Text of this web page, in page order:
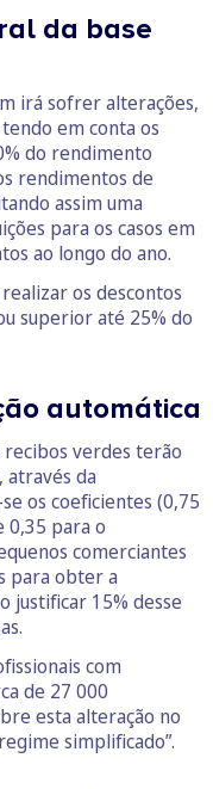
da base
irá sofrer alterações,
em conta os
do rendimento
rendimentos de
assim uma
para os casos em
ao longo do ano.
os descontos
superior até 25% do
automática
verdes terão
através da
os coeficientes (0,75
0,35 para o
comerciantes
para obter a
justificar 15% desse
com
de 27 000
esta alteração no
simplificado”.